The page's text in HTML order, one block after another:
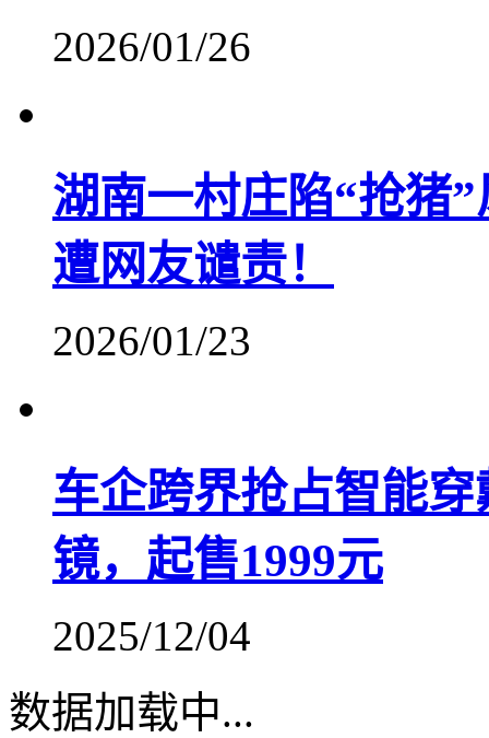
2026/01/26
湖南一村庄陷“抢猪
遭网友谴责！
2026/01/23
车企跨界抢占智能
镜，起售1999元
2025/12/04
数据加载中...